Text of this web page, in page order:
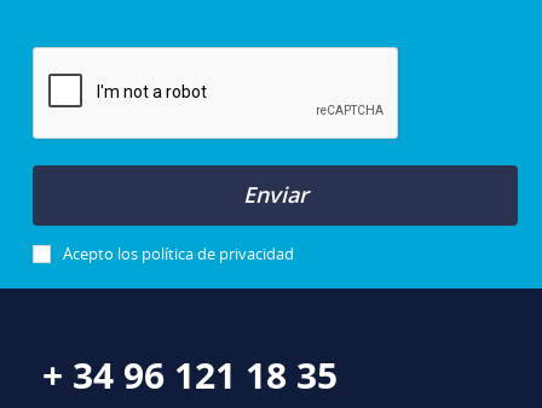
Enviar
Acepto los política de privacidad
+ 34 96 121 18 35